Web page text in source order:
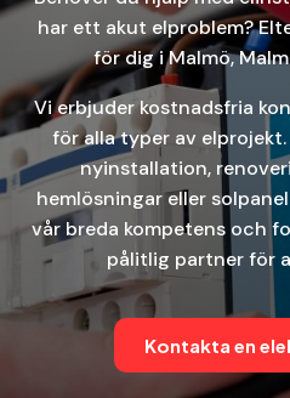
har ett akut elproblem?
för dig i Malmö,
Vi erbjuder kostnadsfria
för alla typer av
nyinstallation,
hemlösningar eller
vår breda kompetens och
pålitlig partner för
Kontakta en